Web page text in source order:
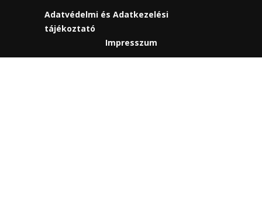
Adatvédelmi és Adatkezelési
tájékoztató
Impresszum